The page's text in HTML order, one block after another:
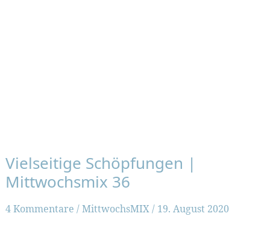
Vielseitige Schöpfungen |
Mittwochsmix 36
4 Kommentare /MittwochsMIX/ 19. August 2020